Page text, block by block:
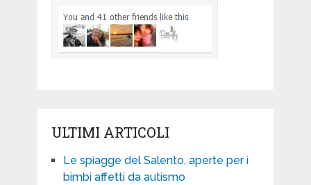
ULTIMI ARTICOLI
Le spiagge del Salento, aperte per i
bimbi affetti da autismo